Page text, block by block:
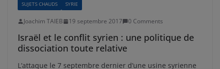
SUJETS CHAUDS
SYRIE
Joachim TAIEB 19 septembre 2017 0 Comments
Israël et le conflit syrien : une politique de
dissociation toute relative
L’attaque le 7 septembre dernier d’une usine syrienne